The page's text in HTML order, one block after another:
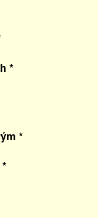
*
*